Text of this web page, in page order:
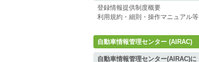
登録情報提供制度概要
利用規約・細則・操作マニュアル等
自動車情報管理センター (AIRAC)
自動車情報管理センター(AIRAC)に